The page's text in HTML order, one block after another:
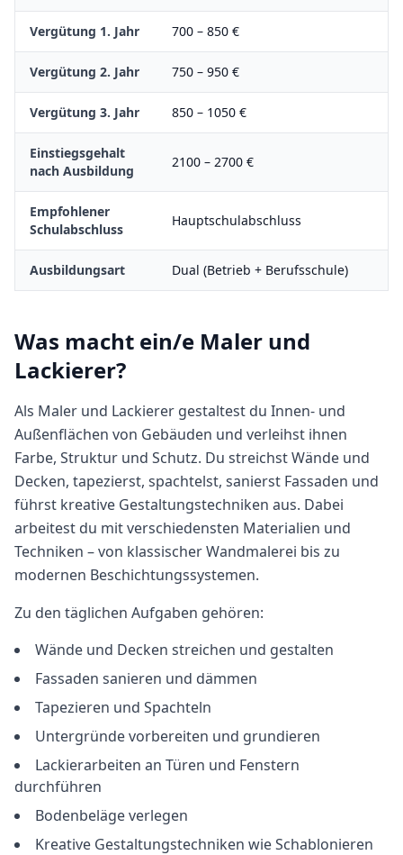
Vergütung 1. Jahr 700 – 850 €
Vergütung 2. Jahr 750 – 950 €
Vergütung 3. Jahr 850 – 1050 €
Einstiegsgehalt
nach Ausbildung
2100 – 2700 €
Empfohlener
Schulabschluss
Hauptschulabschluss
Ausbildungsart Dual (Betrieb + Berufsschule)
Was macht ein/e Maler und
Lackierer?
Als Maler und Lackierer gestaltest du Innen- und
Außenflächen von Gebäuden und verleihst ihnen
Farbe, Struktur und Schutz. Du streichst Wände und
Decken, tapezierst, spachtelst, sanierst Fassaden und
führst kreative Gestaltungstechniken aus. Dabei
arbeitest du mit verschiedensten Materialien und
Techniken – von klassischer Wandmalerei bis zu
modernen Beschichtungssystemen.
Zu den täglichen Aufgaben gehören:
Wände und Decken streichen und gestalten
Fassaden sanieren und dämmen
Tapezieren und Spachteln
Untergründe vorbereiten und grundieren
Lackierarbeiten an Türen und Fenstern
durchführen
Bodenbeläge verlegen
Kreative Gestaltungstechniken wie Schablonieren